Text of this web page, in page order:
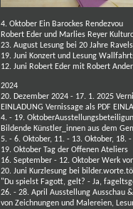
4. Oktober Ein Barockes Rendezvou
Robert Eder und Marlies Reyer
23. August Lesung bei 20 Jahre
19. Juni Konzert und Lesung
12. Juni Robert Eder mit Robert
2024
20. Dezember 2024 - 17. 1. 2025
EINLADUNG Vernissage als PDF
4. - 19.
Bildende Künstler_innen aus dem
5. - 6. Oktober, 11. - 13. Oktober, 18.
19. Oktober Tag der Offenen Ateliers
16. September - 12. Oktober Werk
20. Juni Kurzlesung bei
"Du spielst Fagott, gelt? - Ja,
26. - 28. April Ausstellung Ausschau
von Zeichnungen und Malereien,